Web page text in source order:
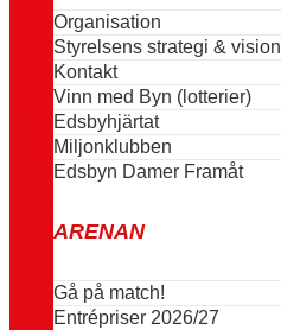
Organisation
Styrelsens strategi & vision
Kontakt
Vinn med Byn (lotterier)
Edsbyhjärtat
Miljonklubben
Edsbyn Damer Framåt
ARENAN
Gå på match!
Entrépriser 2026/27